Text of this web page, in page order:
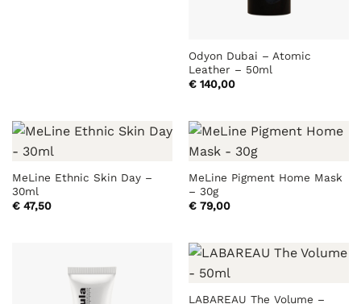
Odyon Dubai – Atomic
Leather – 50ml
€140,00
MeLine Ethnic Skin Day –
30ml
€47,50
MeLine Pigment Home Mask
– 30g
€79,00
LABAREAU The Volume –